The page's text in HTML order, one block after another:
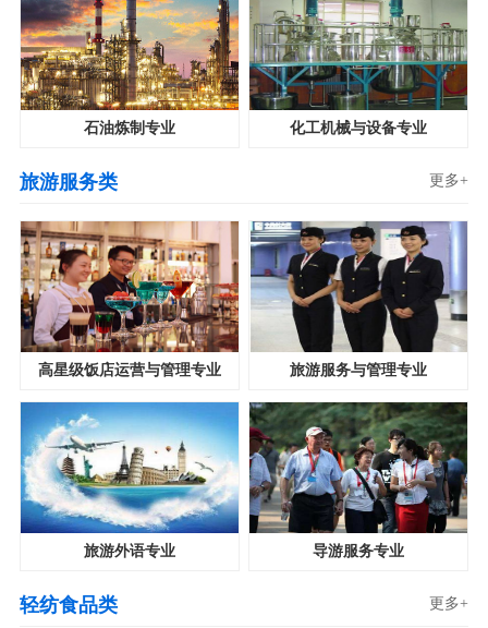
石油炼制专业 化工机械与设备专业
更多+
旅游服务类
高星级饭店运营与管理专业 旅游服务与管理专业
旅游外语专业 导游服务专业
更多+
轻纺食品类